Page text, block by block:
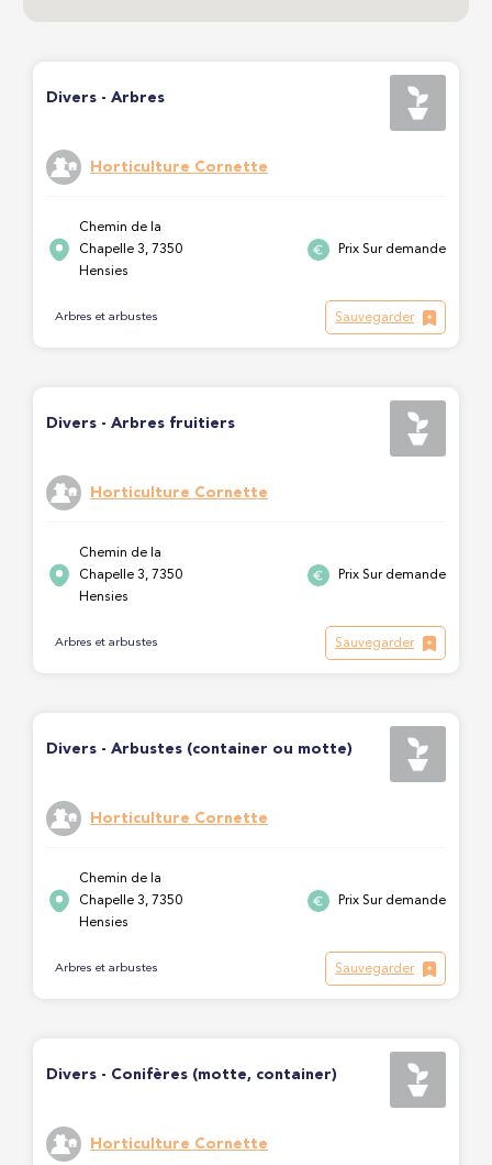
Divers - Arbres
Horticulture Cornette
Chemin de la
Chapelle 3, 7350
Hensies
Prix Sur demande
Arbres et arbustes Sauvegarder
Divers - Arbres fruitiers
Horticulture Cornette
Chemin de la
Chapelle 3, 7350
Hensies
Prix Sur demande
Arbres et arbustes Sauvegarder
Divers - Arbustes (container ou motte)
Horticulture Cornette
Chemin de la
Chapelle 3, 7350
Hensies
Prix Sur demande
Arbres et arbustes Sauvegarder
Divers - Conifères (motte, container)
Horticulture Cornette